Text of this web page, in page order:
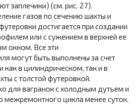
заплечики) (см. рис. 27).
газов по сечению шахты и
достигается при создании
или с сужением в верхней ее
окном. Все эти
могут быть выполнены за счет
как в цилиндрическом, так и в
с толстой футеровкой.
для вагранок с холодным дутьем и
межремонтного цикла менее суток.